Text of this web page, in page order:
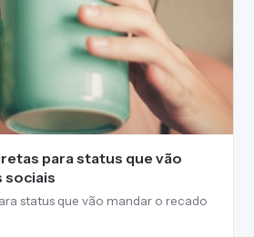
para status que vão
sociais
status que vão mandar o recado